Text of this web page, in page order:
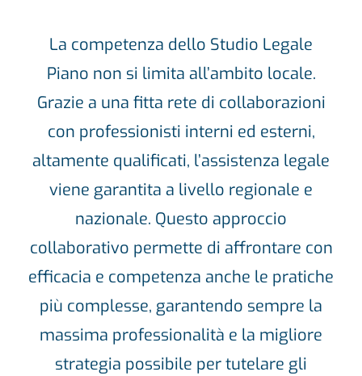
La competenza dello Studio Legale
Piano non si limita all’ambito locale.
Grazie a una fitta rete di collaborazioni
con professionisti interni ed esterni,
altamente qualificati, l’assistenza legale
viene garantita a livello regionale e
nazionale. Questo approccio
collaborativo permette di affrontare con
efficacia e competenza anche le pratiche
più complesse, garantendo sempre la
massima professionalità e la migliore
strategia possibile per tutelare gli